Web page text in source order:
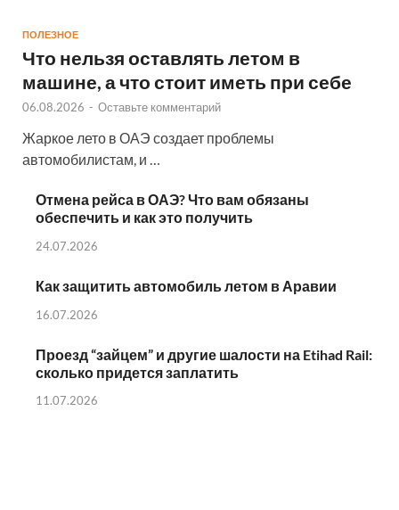
ПОЛЕЗНОЕ
Что нельзя оставлять летом в
машине, а что стоит иметь при себе
06.08.2026 - Оставьте комментарий
Жаркое лето в ОАЭ создает проблемы
автомобилистам, и …
Отмена рейса в ОАЭ? Что вам обязаны
обеспечить и как это получить
24.07.2026
Как защитить автомобиль летом в Аравии
16.07.2026
Проезд “зайцем” и другие шалости на Etihad Rail:
сколько придется заплатить
11.07.2026